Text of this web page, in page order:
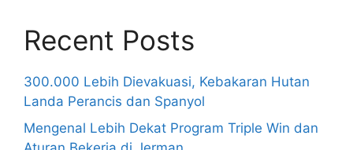
Recent Posts
300.000 Lebih Dievakuasi, Kebakaran Hutan
Landa Perancis dan Spanyol
Mengenal Lebih Dekat Program Triple Win dan